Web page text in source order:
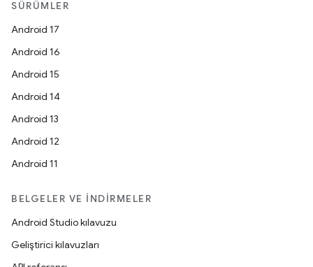
SÜRÜMLER
Android 17
Android 16
Android 15
Android 14
Android 13
Android 12
Android 11
BELGELER VE İNDIRMELER
Android Studio kılavuzu
Geliştirici kılavuzları